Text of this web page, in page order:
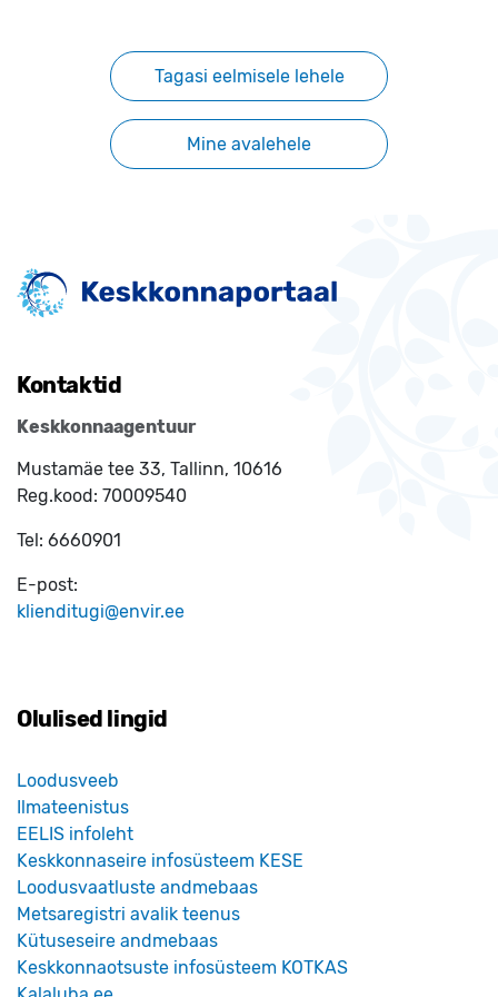
Tagasi eelmisele lehele
Mine avalehele
Kontaktid
Keskkonnaagentuur
Mustamäe tee 33, Tallinn, 10616
Reg.kood: 70009540
Tel: 6660901
E-post:
klienditugi@envir.ee
Olulised lingid
Loodusveeb
Ilmateenistus
EELIS infoleht
Keskkonnaseire infosüsteem KESE
Loodusvaatluste andmebaas
Metsaregistri avalik teenus
Kütuseseire andmebaas
Keskkonnaotsuste infosüsteem KOTKAS